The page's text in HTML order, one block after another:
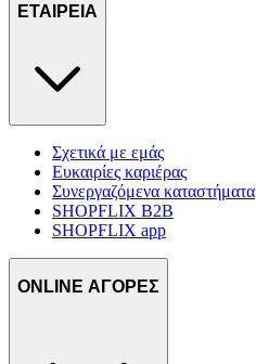
ΕΤΑΙΡΕΙΑ
Σχετικά με εμάς
Ευκαιρίες καριέρας
Συνεργαζόμενα καταστήματα
SHOPFLIX B2B
SHOPFLIX app
ONLINE ΑΓΟΡΕΣ